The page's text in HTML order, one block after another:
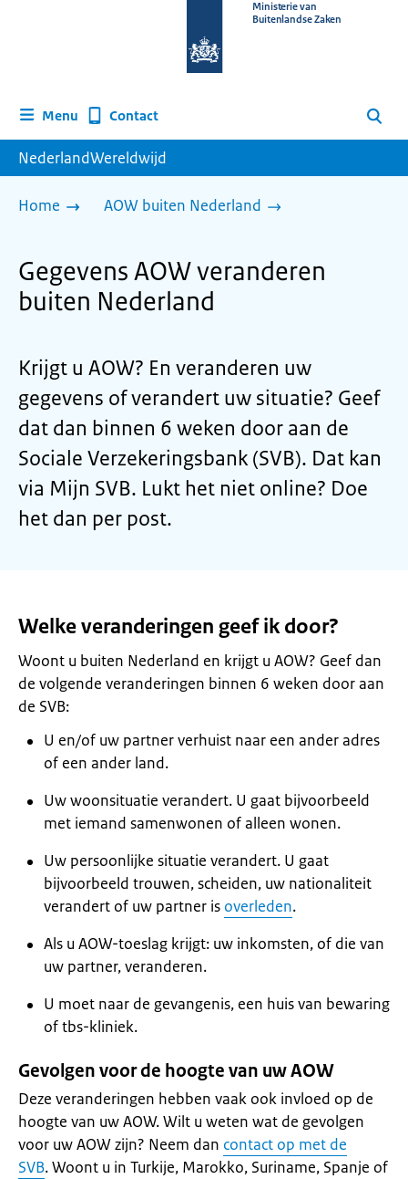
homepage
Ministerie van
Buitenlandse Zaken
Menu Contact Zoeken
NederlandWereldwijd
Home AOW buiten Nederland
Gegevens AOW veranderen
buiten Nederland
Krijgt u AOW? En veranderen uw
gegevens of verandert uw situatie? Geef
dat dan binnen 6 weken door aan de
Sociale Verzekeringsbank (SVB). Dat kan
via Mijn SVB. Lukt het niet online? Doe
het dan per post.
Welke veranderingen geef ik door?
Woont u buiten Nederland en krijgt u AOW? Geef dan
de volgende veranderingen binnen 6 weken door aan
de SVB:
U en/of uw partner verhuist naar een ander adres
of een ander land.
Uw woonsituatie verandert. U gaat bijvoorbeeld
met iemand samenwonen of alleen wonen.
Uw persoonlijke situatie verandert. U gaat
bijvoorbeeld trouwen, scheiden, uw nationaliteit
verandert of uw partner is overleden.
Als u AOW-toeslag krijgt: uw inkomsten, of die van
uw partner, veranderen.
U moet naar de gevangenis, een huis van bewaring
of tbs-kliniek.
Gevolgen voor de hoogte van uw AOW
Deze veranderingen hebben vaak ook invloed op de
hoogte van uw AOW. Wilt u weten wat de gevolgen
voor uw AOW zijn? Neem dan contact op met de
SVB. Woont u in Turkije, Marokko, Suriname, Spanje of